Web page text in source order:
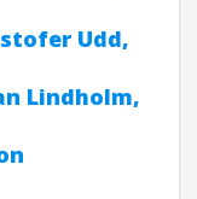
Udd,
Lindholm,